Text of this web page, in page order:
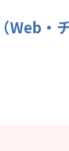
Web・